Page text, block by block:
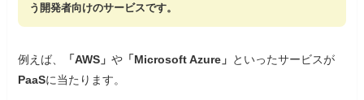
う開発者向けのサービスです。
例えば、 「AWS」や 「Microsoft Azure」 といったサービスが
PaaSに当たります。